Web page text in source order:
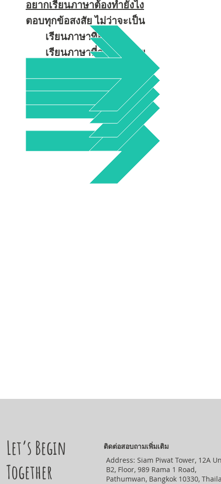
อยากเรียนภาษาต้องทำยังไง
ตอบทุกข้อสงสัย ไม่ว่าจะเป็น
เรียนภาษาที่อังกฤษ
เรียนภาษาที่ออสเตรเลีย
เรียนภาษาที่แคนาดา
เรียนภาษาที่สหรัฐอเมริกา
Let’s Begin
Together
ติดต่อสอบถามเพิ่มเติม
Address: Siam Piwat Tower, 12A
B2, Floor, 989 Rama 1 Road,
Pathumwan, Bangkok 10330,